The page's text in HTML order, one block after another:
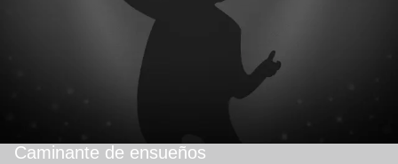
Caminante de ensueños